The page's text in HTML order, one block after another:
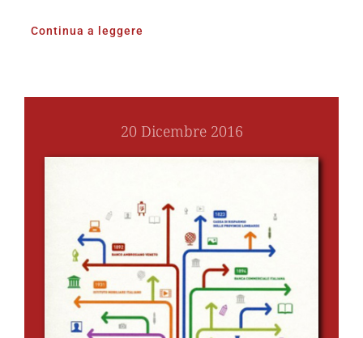
Continua a leggere
20 Dicembre 2016